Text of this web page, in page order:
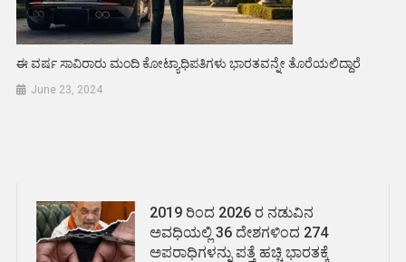
ಈ ವರ್ಷ ಸಾವಿರಾರು ಮಂದಿ ಕೋಟ್ಯಾಧಿಪತಿಗಳು ಭಾರತವನ್ನೇ ತೊರೆಯಲಿದ್ದಾರೆ
June 23, 2024
2019 ರಿಂದ 2026 ರ ನಡುವಿನ
ಅವಧಿಯಲ್ಲಿ 36 ದೇಶಗಳಿಂದ 274
ಅಪರಾಧಿಗಳನ್ನು ಪತ್ತೆ ಹಚ್ಚಿ ಭಾರತಕ್ಕೆ